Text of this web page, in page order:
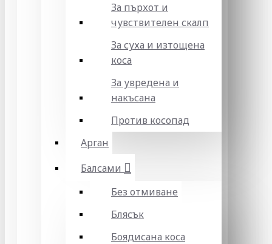
За пърхот и
чувствителен скалп
За суха и изтощена
коса
За увредена и
накъсана
Против косопад
Арган
Балсами
Без отмиване
Блясък
Боядисана коса